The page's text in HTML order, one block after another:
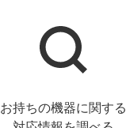
お持ちの機器に関する